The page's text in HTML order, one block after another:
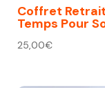
Coffret
Temps Pour
25,00€